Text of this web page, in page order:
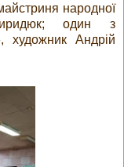
народної
один з
художник Андрій